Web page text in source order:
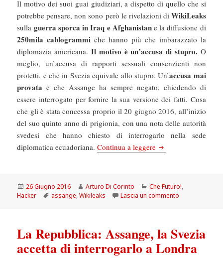
Il motivo dei suoi guai giudiziari, a dispetto di quello che si
potrebbe pensare, non sono però le rivelazioni di WikiLeaks
sulla guerra sporca in Iraq e Afghanistane la diffusione di
250mila cablogrammi che hanno più che imbarazzato la
diplomazia americana. Il motivo è un’accusa di stupro. O
meglio, un’accusa di rapporti sessuali consenzienti non
protetti, e che in Svezia equivale allo stupro. Un’accusa mai
provata e che Assange ha sempre negato, chiedendo di
essere interrogato per fornire la sua versione dei fatti. Cosa
che gli è stata concessa proprio il 20 giugno 2016, all’inizio
del suo quinto anno di prigionia, con una nota delle autorità
svedesi che hanno chiesto di interrogarlo nella sede
diplomatica ecuadoriana.Continua a leggere Chefuturo! Julian
Scritto
il
26 Giugno 2016 Autore
Arturo Di Corinto Categorie
Che Futuro!,
Hacker
Tag
assange,Wikileaks Lascia un commento
La Repubblica: Assange, la Svezia
accetta di interrogarlo a Londra